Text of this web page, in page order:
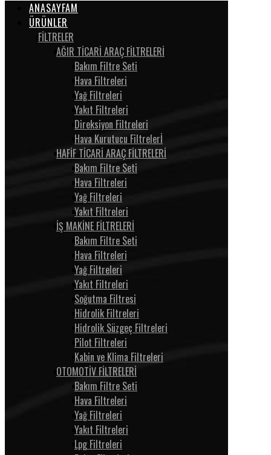
ANASAYFAM
ÜRÜNLER
FİLTRELER
AĞIR TİCARİ ARAÇ FİLTRELERİ
Bakım Filtre Seti
Hava Filtreleri
Yağ Filtreleri
Yakıt Filtreleri
Direksiyon Filtreleri
Hava Kurutucu Filtrelerİ
HAFİF TİCARİ ARAÇ FİLTRELERİ
Bakım Filtre Seti
Hava Filtreleri
Yağ Filtreleri
Yakıt Filtreleri
İŞ MAKİNE FİLTRELERİ
Bakım Filtre Seti
Hava Filtreleri
Yağ Filtreleri
Yakıt Filtreleri
Soğutma Filtresi
Hidrolik Filtreleri
Hidrolik Süzgeç Filtreleri
Pilot Filtreleri
Kabin ve Klima Filtreleri
OTOMOTİV FİLTRELERİ
Bakım Filtre Seti
Hava Filtreleri
Yağ Filtreleri
Yakıt Filtreleri
Lpg Filtreleri